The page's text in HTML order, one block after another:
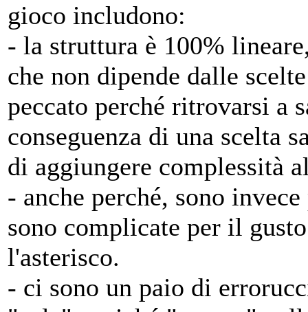
gioco includono:
- la struttura è 100%
che non dipende dalle
peccato perché ritrovarsi a
conseguenza di una scelta
di aggiungere complessità
- anche perché, sono
sono complicate per il
l'asterisco.
- ci sono un paio di